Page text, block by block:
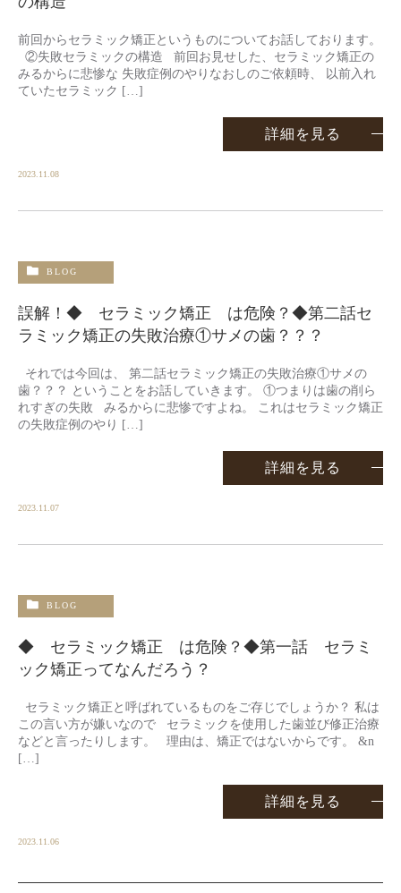
前回からセラミック矯正というものについてお話しております。
②失敗セラミックの構造 前回お見せした、セラミック矯正の
みるからに悲惨な 失敗症例のやりなおしのご依頼時、 以前入れ
ていたセラミック […]
詳細を見る
2023.11.08
BLOG
誤解！◆ セラミック矯正 は危険？◆第二話セ
ラミック矯正の失敗治療①サメの歯？？？
それでは今回は、 第二話セラミック矯正の失敗治療①サメの
歯？？？ ということをお話していきます。 ①つまりは歯の削ら
れすぎの失敗 みるからに悲惨ですよね。 これはセラミック矯正
の失敗症例のやり […]
詳細を見る
2023.11.07
BLOG
◆ セラミック矯正 は危険？◆第一話 セラミ
ック矯正ってなんだろう？
セラミック矯正と呼ばれているものをご存じでしょうか？ 私は
この言い方が嫌いなので セラミックを使用した歯並び修正治療
などと言ったりします。 理由は、矯正ではないからです。 &n
[…]
詳細を見る
2023.11.06